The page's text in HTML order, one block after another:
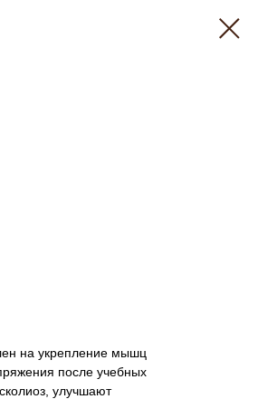
на укрепление мышц
после учебных
улучшают